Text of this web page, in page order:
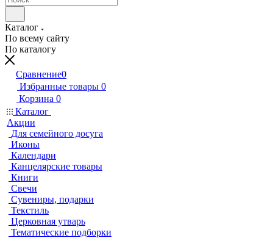
Каталог
По всему сайту
По каталогу
Сравнение0
Избранные товары 0
Корзина 0
Каталог
Акции
Для семейного досуга
Иконы
Календари
Канцелярские товары
Книги
Свечи
Сувениры, подарки
Текстиль
Церковная утварь
Тематические подборки